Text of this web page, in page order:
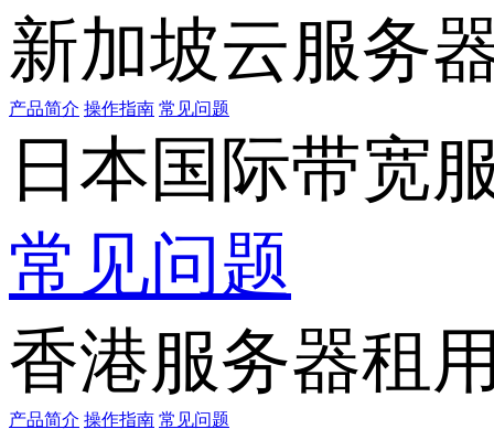
新加坡云服务
产品简介 操作指南 常见问题
日本国际带宽
常见问题
香港服务器租
产品简介 操作指南 常见问题